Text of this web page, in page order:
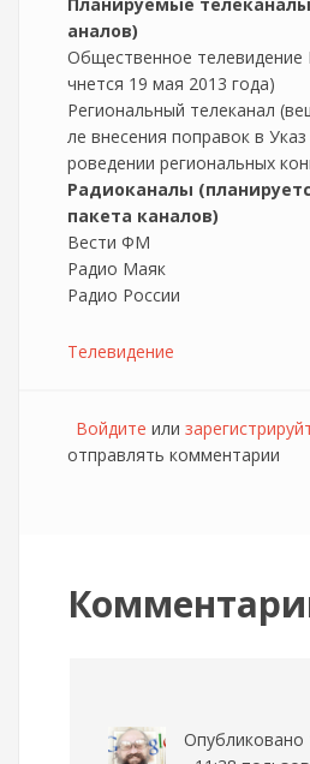
аналов)
Общественное телевидение
чнется 19 мая 2013 года)
Региональный телеканал
ле внесения поправок в
роведении региональных
Радиоканалы
пакета каналов)
Вести ФМ
Радио Маяк
Радио России
Телевидение
Войдите или
отправлять комментарии
Опубликовано